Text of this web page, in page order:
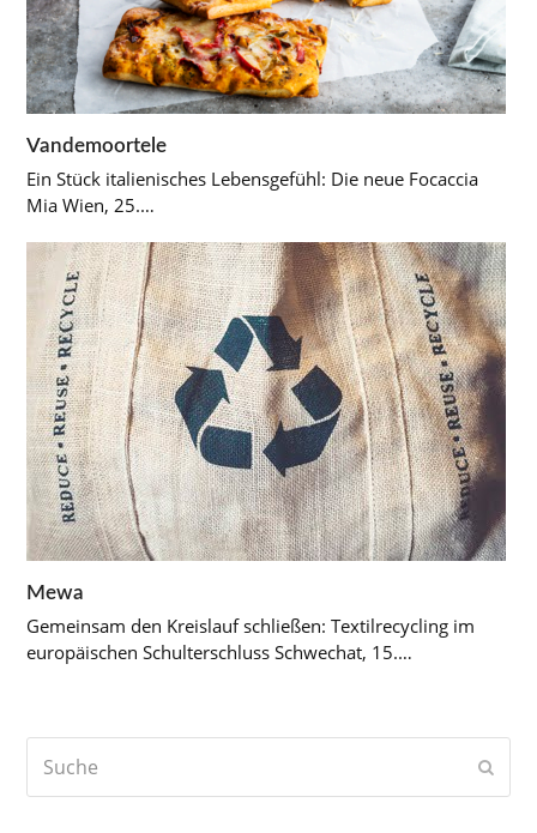
Vandemoortele
Ein Stück italienisches Lebensgefühl: Die neue Focaccia
Mia Wien, 25.…
Mewa
Gemeinsam den Kreislauf schließen: Textilrecycling im
europäischen Schulterschluss Schwechat, 15.…